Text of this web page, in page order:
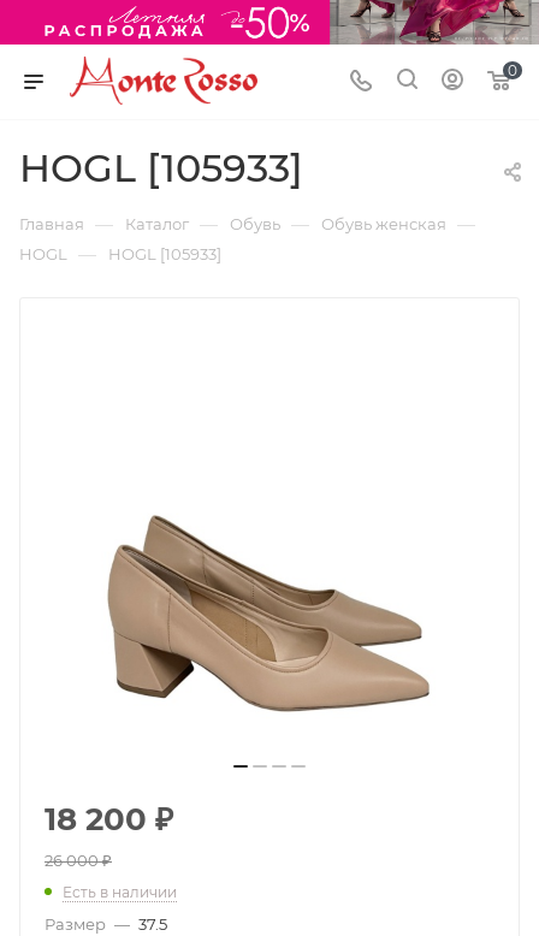
0
HOGL [105933]
Главная — Каталог — Обувь — Обувь женская —
HOGL — HOGL [105933]
18 200 ₽
26 000₽
Есть в наличии
Размер — 37.5